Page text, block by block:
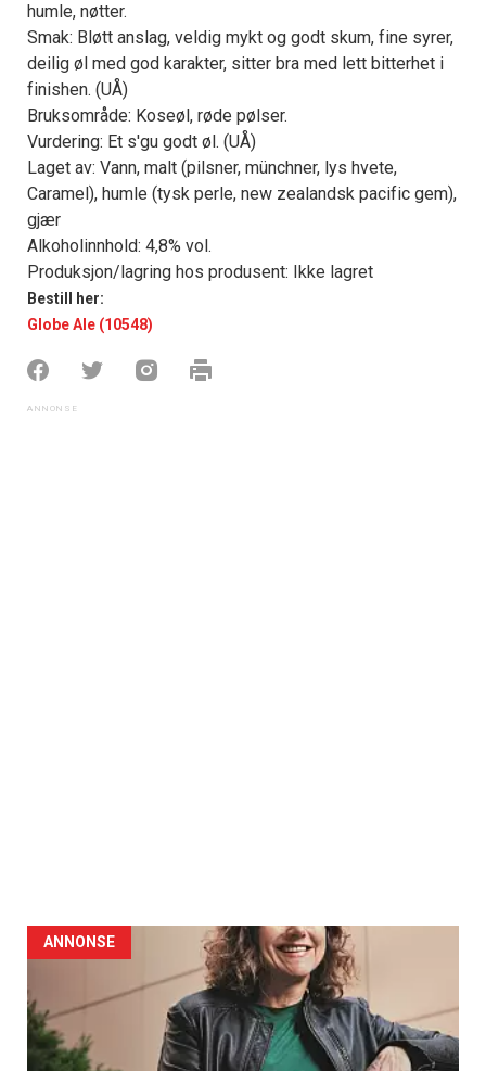
humle, nøtter.
Smak: Bløtt anslag, veldig mykt og godt skum, fine syrer,
deilig øl med god karakter, sitter bra med lett bitterhet i
finishen. (UÅ)
Bruksområde: Koseøl, røde pølser.
Vurdering: Et s'gu godt øl. (UÅ)
Laget av: Vann, malt (pilsner, münchner, lys hvete,
Caramel), humle (tysk perle, new zealandsk pacific gem),
gjær
Alkoholinnhold: 4,8% vol.
Produksjon/lagring hos produsent: Ikke lagret
Bestill her:
Globe Ale (10548)
ANNONSE